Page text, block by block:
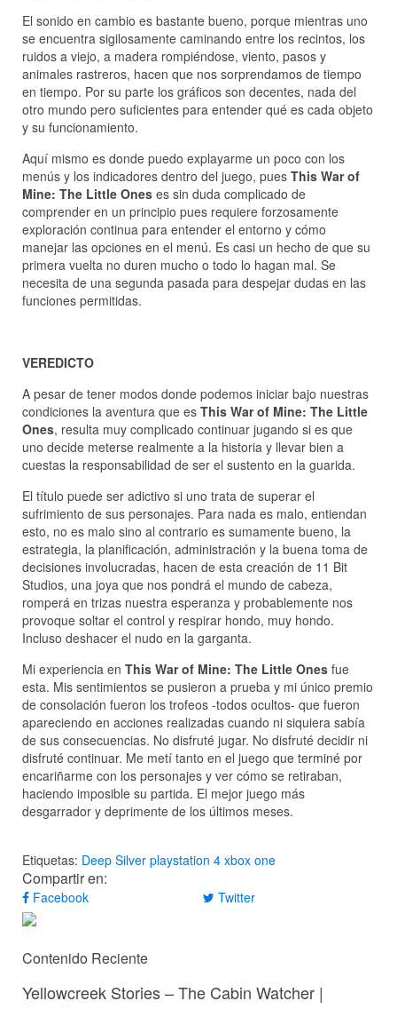
El sonido en cambio es bastante bueno, porque mientras uno
se encuentra sigilosamente caminando entre los recintos, los
ruidos a viejo, a madera rompiéndose, viento, pasos y
animales rastreros, hacen que nos sorprendamos de tiempo
en tiempo. Por su parte los gráficos son decentes, nada del
otro mundo pero suficientes para entender qué es cada objeto
y su funcionamiento.
Aquí mismo es donde puedo explayarme un poco con los
menús y los indicadores dentro del juego, pues This War of
Mine: The Little Ones es sin duda complicado de
comprender en un principio pues requiere forzosamente
exploración continua para entender el entorno y cómo
manejar las opciones en el menú. Es casi un hecho de que su
primera vuelta no duren mucho o todo lo hagan mal. Se
necesita de una segunda pasada para despejar dudas en las
funciones permitidas.
VEREDICTO
A pesar de tener modos donde podemos iniciar bajo nuestras
condiciones la aventura que es This War of Mine: The Little
Ones, resulta muy complicado continuar jugando si es que
uno decide meterse realmente a la historia y llevar bien a
cuestas la responsabilidad de ser el sustento en la guarida.
El título puede ser adictivo si uno trata de superar el
sufrimiento de sus personajes. Para nada es malo, entiendan
esto, no es malo sino al contrario es sumamente bueno, la
estrategia, la planificación, administración y la buena toma de
decisiones involucradas, hacen de esta creación de 11 Bit
Studios, una joya que nos pondrá el mundo de cabeza,
romperá en trizas nuestra esperanza y probablemente nos
provoque soltar el control y respirar hondo, muy hondo.
Incluso deshacer el nudo en la garganta.
Mi experiencia en This War of Mine: The Little Ones fue
esta. Mis sentimientos se pusieron a prueba y mi único premio
de consolación fueron los trofeos -todos ocultos- que fueron
apareciendo en acciones realizadas cuando ni siquiera sabía
de sus consecuencias. No disfruté jugar. No disfruté decidir ni
disfruté continuar. Me metí tanto en el juego que terminé por
encariñarme con los personajes y ver cómo se retiraban,
haciendo imposible su partida. El mejor juego más
desgarrador y deprimente de los últimos meses.
Etiquetas: Deep Silver playstation 4 xbox one
Compartir en:
Facebook Twitter
Contenido Reciente
Yellowcreek Stories – The Cabin Watcher |